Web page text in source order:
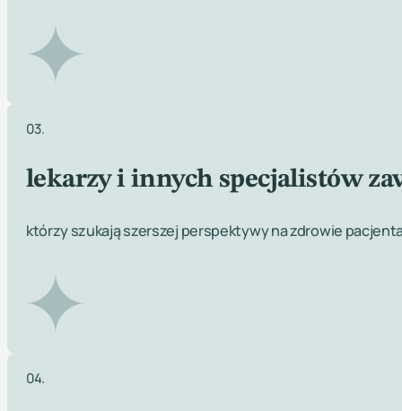
03.
lekarzy i innych specjalistów
którzy szukają szerszej perspektywy na zdrowie
04.